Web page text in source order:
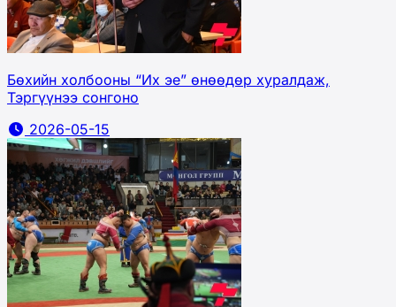
Бөхийн холбооны “Их эе” өнөөдөр хуралдаж,
Тэргүүнээ сонгоно
2026-05-15